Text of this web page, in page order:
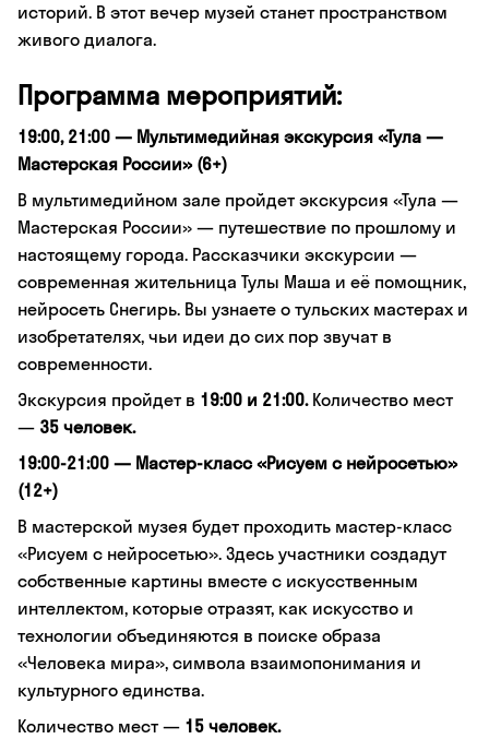
историй. В этот вечер музей станет пространством
живого диалога.
Программа мероприятий:
19:00, 21:00 — Мультимедийная экскурсия «Тула —
Мастерская России» (6+)
В мультимедийном зале пройдет экскурсия «Тула —
Мастерская России» — путешествие по прошлому и
настоящему города. Рассказчики экскурсии —
современная жительница Тулы Маша и её помощник,
нейросеть Снегирь. Вы узнаете о тульских мастерах и
изобретателях, чьи идеи до сих пор звучат в
современности.
Экскурсия пройдет в 19:00 и 21:00.Количество мест
— 35 человек.
19:00-21:00 — Мастер-класс «Рисуем с нейросетью»
(12+)
В мастерской музея будет проходить мастер-класс
«Рисуем с нейросетью». Здесь участники создадут
собственные картины вместе с искусственным
интеллектом, которые отразят, как искусство и
технологии объединяются в поиске образа
«Человека мира», символа взаимопонимания и
культурного единства.
Количество мест — 15 человек.